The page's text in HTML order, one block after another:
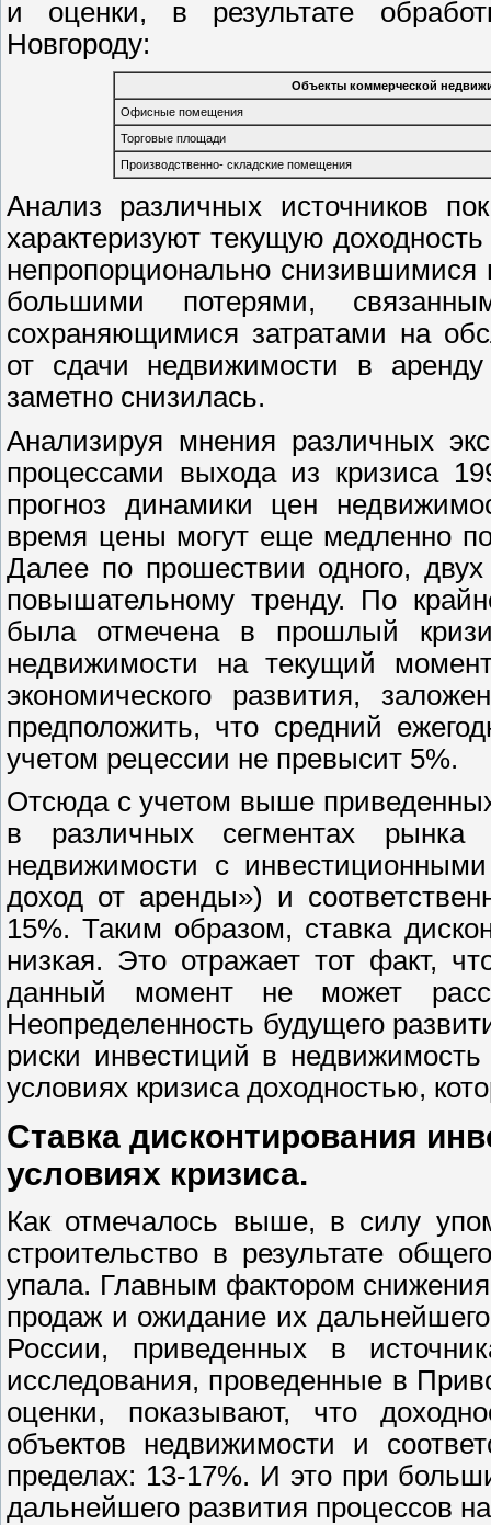
и оценки, в результате
Новгороду:
Объекты коммерческой
Офисные помещения
Торговые площади
Производственно- складские помещения
Анализ различных источников
характеризуют текущую
непропорционально снизившимися
большими потерями,
сохраняющимися затратами на
от сдачи недвижимости в
заметно снизилась.
Анализируя мнения различных
процессами выхода из кризиса
прогноз динамики цен
время цены могут еще медленно
Далее по прошествии одного,
повышательному тренду. По
была отмечена в прошлый
недвижимости на текущий
экономического развития,
предположить, что средний
учетом рецессии не превысит 5%.
Отсюда с учетом выше
в различных сегментах рынка
недвижимости с
доход от аренды») и
15%. Таким образом, ставка
низкая. Это отражает тот факт,
данный момент не может
Неопределенность будущего
риски инвестиций в
условиях кризиса доходностью,
Ставка дисконтирования
условиях кризиса.
Как отмечалось выше, в силу
строительство в результате
упала. Главным фактором
продаж и ожидание их
России, приведенных в
исследования, проведенные в
оценки, показывают, что
объектов недвижимости и
пределах: 13-17%. И это при
дальнейшего развития процессов